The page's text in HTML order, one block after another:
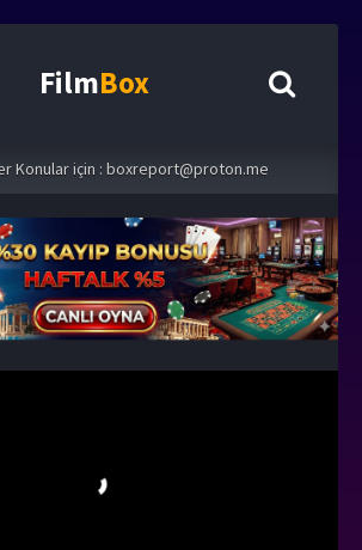
FilmBox
Konular için : boxreport@proton.me